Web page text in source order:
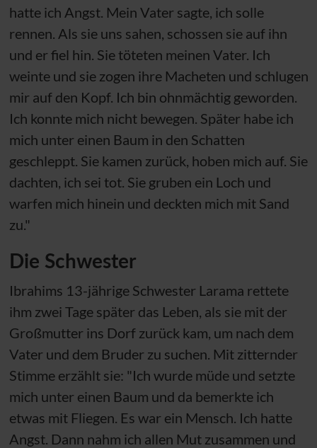
hatte ich Angst. Mein Vater sagte, ich solle
rennen. Als sie uns sahen, schossen sie auf ihn
und er fiel hin. Sie töteten meinen Vater. Ich
weinte und sie zogen ihre Macheten und schlugen
mir auf den Kopf. Ich bin ohnmächtig geworden.
Ich konnte mich nicht bewegen. Später habe ich
mich unter einen Baum in den Schatten
geschleppt. Sie kamen zurück, hoben mich auf. Sie
dachten, ich sei tot. Sie gruben ein Loch und
warfen mich hinein und deckten mich mit Sand
zu."
Die Schwester
Ibrahims 13-jährige Schwester Larama rettete
ihm zwei Tage später das Leben, als sie mit der
Großmutter ins Dorf zurück kam, um nach dem
Vater und dem Bruder zu suchen. Mit zitternder
Stimme erzählt sie: "Ich wurde müde und setzte
mich unter einen Baum und da bemerkte ich
etwas mit Fliegen. Es war ein Mensch. Ich hatte
Angst. Dann nahm ich allen Mut zusammen und